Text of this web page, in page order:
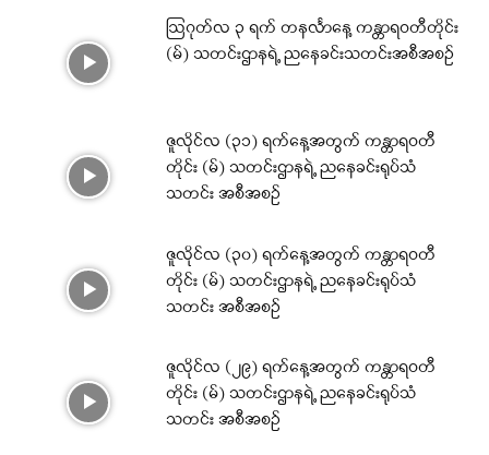
ဩဂုတ်လ ၃ ရက် တနင်္လာနေ့ ကန္တာရဝတီတိုင်း
(မ်) သတင်းဌာနရဲ့ ညနေခင်းသတင်းအစီအစဉ်
ဇူလိုင်လ (၃၁) ရက်နေ့အတွက် ကန္တာရဝတီ
တိုင်း (မ်) သတင်းဌာနရဲ့ ညနေခင်းရုပ်သံ
သတင်း အစီအစဉ်
ဇူလိုင်လ (၃၀) ရက်နေ့အတွက် ကန္တာရဝတီ
တိုင်း (မ်) သတင်းဌာနရဲ့ ညနေခင်းရုပ်သံ
သတင်း အစီအစဉ်
ဇူလိုင်လ (၂၉) ရက်နေ့အတွက် ကန္တာရဝတီ
တိုင်း (မ်) သတင်းဌာနရဲ့ ညနေခင်းရုပ်သံ
သတင်း အစီအစဉ်